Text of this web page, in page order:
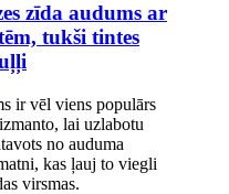
zīda audums ar
tukši tintes
ir vēl viens populārs
lai uzlabotu
no auduma
kas ļauj to viegli
virsmas.